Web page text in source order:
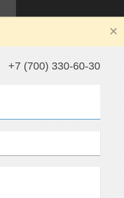
+7 (700) 330-60-30